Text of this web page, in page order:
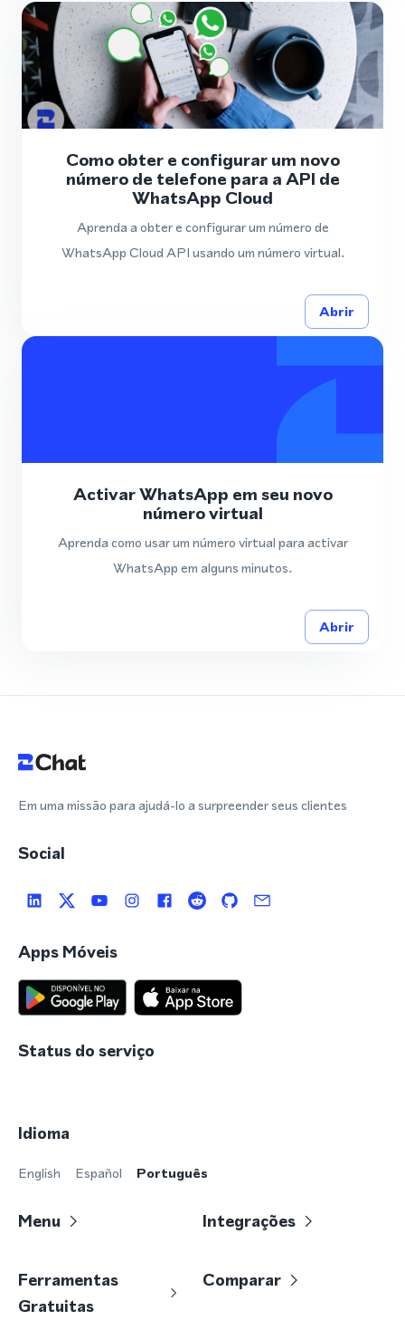
Como obter e configurar um novo
número de telefone para a API de
WhatsApp Cloud
Aprenda a obter e configurar um número de
WhatsApp Cloud API usando um número virtual.
Abrir
Activar WhatsApp em seu novo
número virtual
Aprenda como usar um número virtual para activar
WhatsApp em alguns minutos.
Abrir
Em uma missão para ajudá-lo a surpreender seus clientes
Social
Apps Móveis
Status do serviço
Idioma
English Español Português
Menu Integrações
Ferramentas
Gratuitas
Comparar